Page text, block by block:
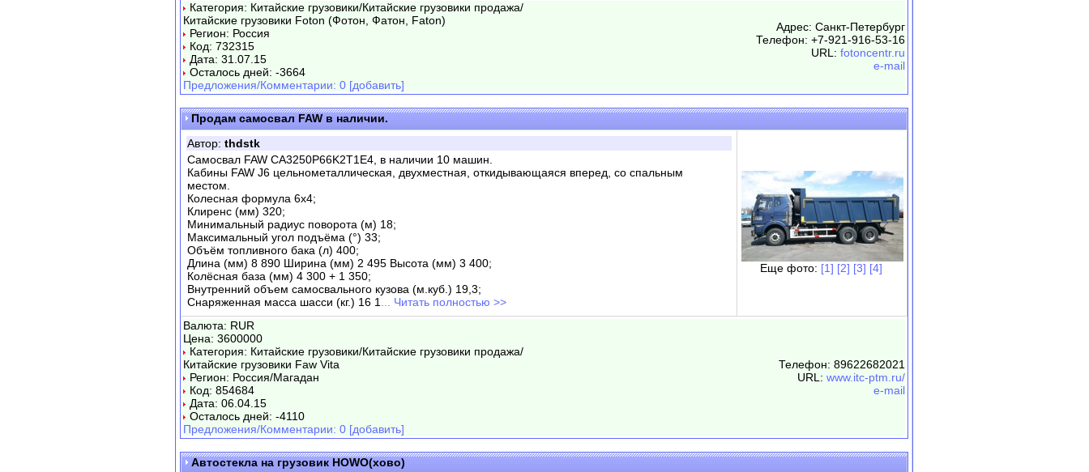
Категория: Китайские грузовики/Китайские грузовики продажа/
Китайские грузовики Foton (Фотон, Фатон, Faton)
Регион: Россия
Код: 732315
Дата: 31.07.15
Осталось дней: -3664
Предложения/Комментарии: 0 [добавить]
Адрес: Санкт-Петербург
Телефон: +7-921-916-53-16
URL: fotoncentr.ru
e-mail
Продам самосвал FAW в наличии.
Автор: thdstk
Самосвал FAW CA3250P66K2T1E4, в наличии 10 машин.
Кабины FAW J6 цельнометаллическая, двухместная, откидывающаяся вперед, со спальным
местом.
Колесная формула 6х4;
Клиренс (мм) 320;
Минимальный радиус поворота (м) 18;
Максимальный угол подъёма (°) 33;
Объём топливного бака (л) 400;
Длина (мм) 8 890 Ширина (мм) 2 495 Высота (мм) 3 400;
Колёсная база (мм) 4 300 + 1 350;
Внутренний объем самосвального кузова (м.куб.) 19,3;
Снаряженная масса шасси (кг.) 16 1
... Читать полностью >>
Еще фото: [1] [2] [3] [4]
Валюта: RUR
Цена: 3600000
Категория: Китайские грузовики/Китайские грузовики продажа/
Китайские грузовики Faw Vita
Регион: Россия/Магадан
Код: 854684
Дата: 06.04.15
Осталось дней: -4110
Предложения/Комментарии: 0 [добавить]
Телефон: 89622682021
URL: www.itc-ptm.ru/
e-mail
Автостекла на грузовик HOWO(хово)